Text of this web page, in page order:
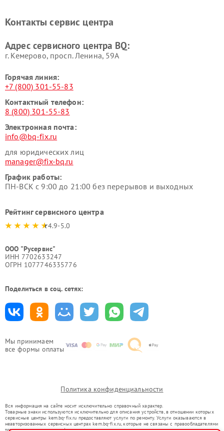
Мы принимаем
все формы оплаты
Контакты сервис центра
Адрес сервисного центра BQ:
г. Кемерово, просп. Ленина, 59А
Горячая линия:
+7 (800) 301-55-83
Контактный телефон:
8 (800) 301-55-83
Электронная почта:
info@bq-fix.ru
для юридических лиц
manager@fix-bq.ru
График работы:
ПН-ВСК с 9:00 до 21:00 без перерывов и выходных
Рейтинг сервисного центра
4.9-5.0
ООО "Русервис"
ИНН 7702633247
ОГРН 1077746335776
Поделиться в соц. сетях:
Политика конфиденциальности
Вся информация на сайте носит исключительно справочный характер.
Товарные знаки используются исключительно для описания устройств, в отношении которых
сервисные центры kem.bq-fix.ru предоставляют услуги по ремонту. Услуги оказываются в
неавторизованных сервисных центрах kem.bq-fix.ru, которые не связаны с правообладателями